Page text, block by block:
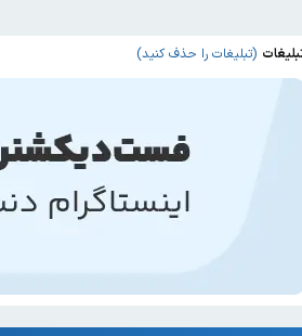
(تبلیغات را حذف کنید)